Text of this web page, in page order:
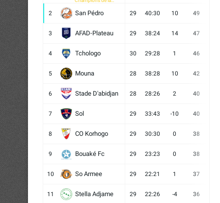
2 San Pédro 29 40:30 10 49
3 AFAD-Plateau 29 38:24 14 47
4 Tchologo 30 29:28 1 46
5 Mouna 28 38:28 10 42
6 Stade D'abidjan 28 28:26 2 40
7 Sol 29 33:43 -10 40
8 CO Korhogo 29 30:30 0 38
9 Bouaké Fc 29 23:23 0 38
10 So Armee 29 22:21 1 37
11 Stella Adjame 29 22:26 -4 36